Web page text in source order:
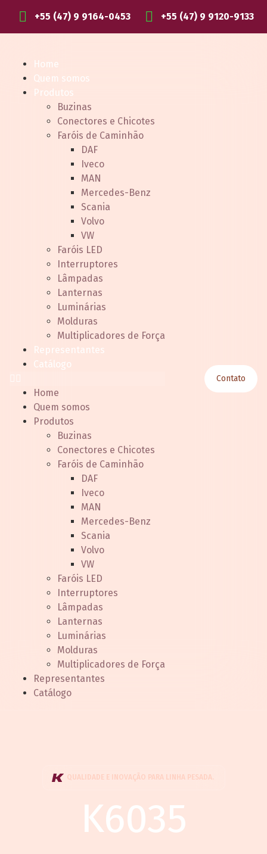
+55 (47) 9 9164-0453 +55 (47) 9 9120-9133
Home
Quem somos
Produtos
Buzinas
Conectores e Chicotes
Faróis de Caminhão
DAF
Iveco
MAN
Mercedes-Benz
Scania
Volvo
VW
Faróis LED
Interruptores
Lâmpadas
Lanternas
Luminárias
Molduras
Multiplicadores de Força
Representantes
Catálogo
Home
Quem somos
Produtos
Buzinas
Conectores e Chicotes
Faróis de Caminhão
DAF
Iveco
MAN
Mercedes-Benz
Scania
Volvo
VW
Faróis LED
Interruptores
Lâmpadas
Lanternas
Luminárias
Molduras
Multiplicadores de Força
Representantes
Catálogo
Contato
QUALIDADE E INOVAÇÃO PARA LINHA PESADA.
K6035